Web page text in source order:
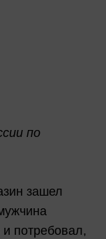
по
зашел
потребовал,